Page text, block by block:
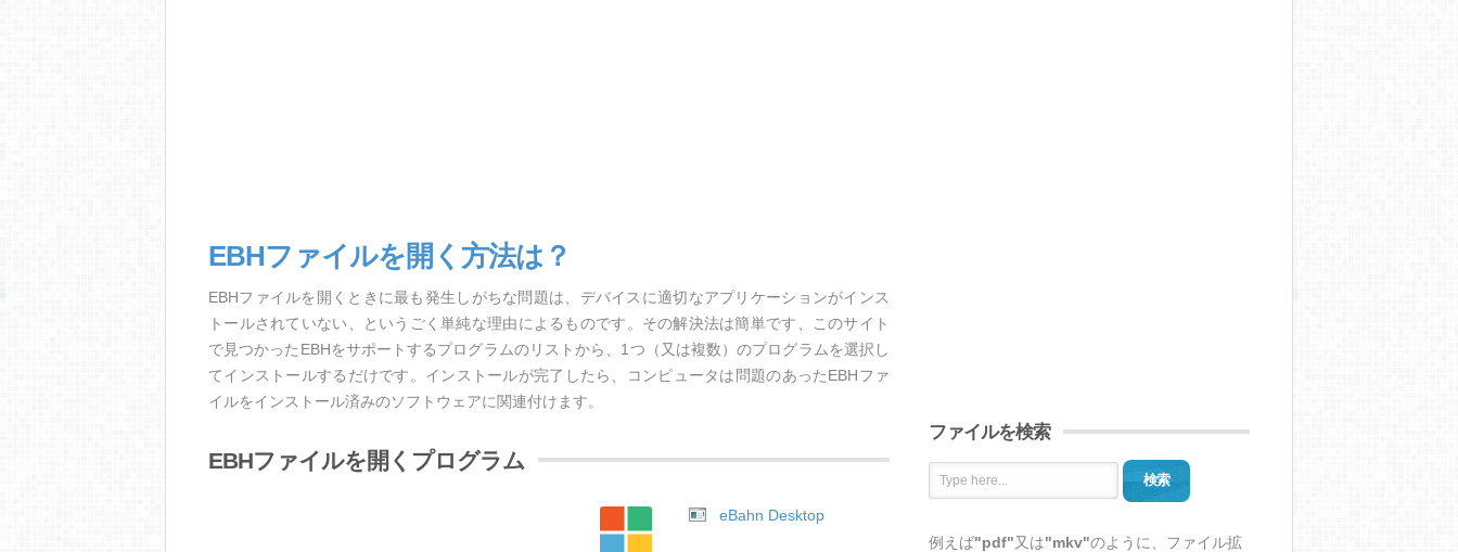
EBHファイルを開く方法は？
EBHファイルを開くときに最も発生しがちな問題は、デバイスに適切なアプリケーションがインス
トールされていない、というごく単純な理由によるものです。その解決法は簡単です、このサイト
で見つかったEBHをサポートするプログラムのリストから、1つ（又は複数）のプログラムを選択し
てインストールするだけです。インストールが完了したら、コンピュータは問題のあったEBHファ
イルをインストール済みのソフトウェアに関連付けます。
EBHファイルを開くプログラム
eBahn Desktop
ファイルを検索
検索
例えば"pdf"又は"mkv"のように、ファイル拡